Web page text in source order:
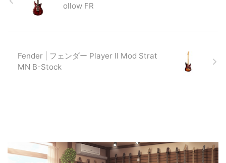
ollow FR
Fender | フェンダー Player II Mod Strat
MN B-Stock